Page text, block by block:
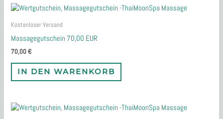
Kostenloser Versand
Massagegutschein 70,00 EUR
70,00€
IN DEN WARENKORB